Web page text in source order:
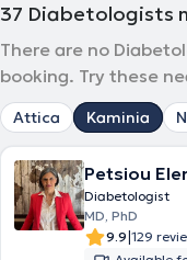
37 Diabetologists
There are no
booking. Try these
Attica Kaminia
Petsiou
Diabetologist
MD, PhD
9.9|129